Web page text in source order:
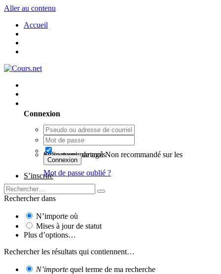
Aller au contenu
Accueil
Connexion
Se souvenir de moi
Non recommandé sur les ordinateurs partagés
Connexion
Mot de passe oublié ?
S’inscrire
Rechercher dans
N’importe où
Mises à jour de statut
Plus d’options…
Rechercher les résultats qui contiennent…
N’importe quel terme de ma recherche